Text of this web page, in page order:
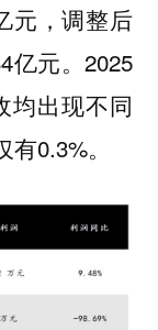
元，调整后
亿元。2025
均出现不同
0.3%。